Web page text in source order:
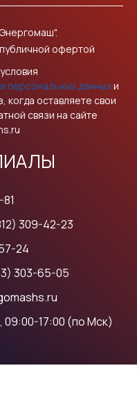
офертой
персональных данныхи
когда оставляете свои
связи на сайте
309-42-23
24
303-65-05
17:00 (по Мск)